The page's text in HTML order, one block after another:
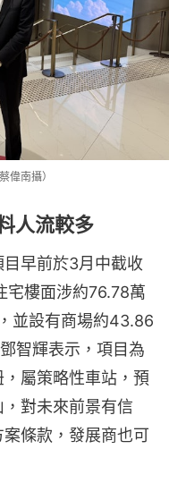
偉南攝）
人流較多
早前於3月中截收
宅樓面涉約76.78萬
並設有商場約43.86
智輝表示，項目為
屬策略性車站，預
對未來前景有信
條款，發展商也可